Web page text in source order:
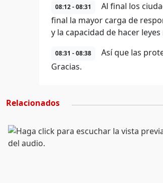
08:12 - 08:31
Al final los
final la mayor carga de
y la capacidad de hacer
08:31 - 08:38
Así que las
Gracias.
Relacionados